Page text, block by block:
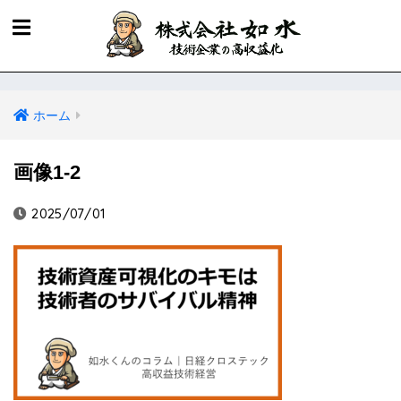
ホーム
画像1-2
2025/07/01